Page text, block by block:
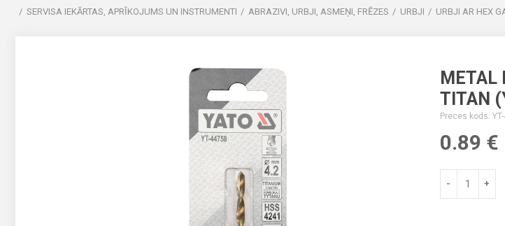
SERVISA IEKĀRTAS, APRĪKOJUMS UN INSTRUMENTI ABRAZIVI, URBJI, ASMEŅI, FRĒZES URBJI URBJI AR HEX
METAL
TITAN
Preces kods:
0.89 €